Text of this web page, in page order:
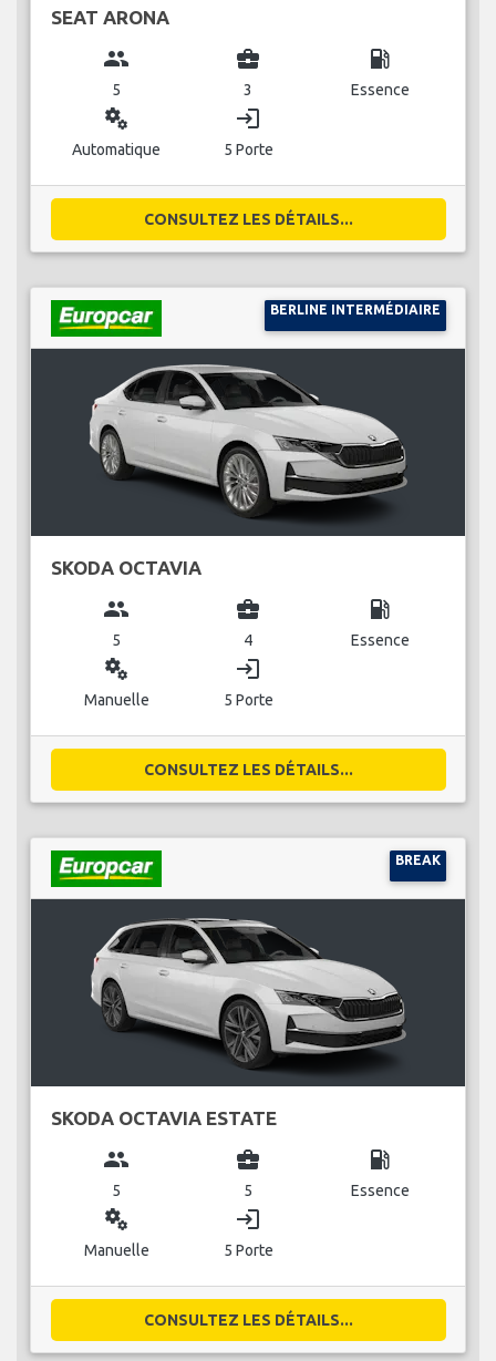
SEAT ARONA
group
5
business_center
3
local_gas_station
Essence
miscellaneous_services
Automatique
login
5 Porte
CONSULTEZ LES DÉTAILS...
BERLINE INTERMÉDIAIRE
SKODA OCTAVIA
group
5
business_center
4
local_gas_station
Essence
miscellaneous_services
Manuelle
login
5 Porte
CONSULTEZ LES DÉTAILS...
BREAK
SKODA OCTAVIA ESTATE
group
5
business_center
5
local_gas_station
Essence
miscellaneous_services
Manuelle
login
5 Porte
CONSULTEZ LES DÉTAILS...